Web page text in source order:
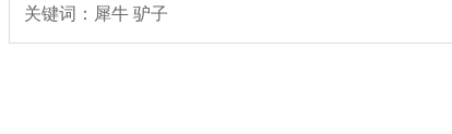
关键词：犀牛 驴子